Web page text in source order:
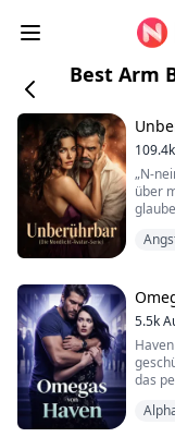
Best Arm
109.4k
„N-
über
enger.
Ich
Der
5.5k
das
Nun,